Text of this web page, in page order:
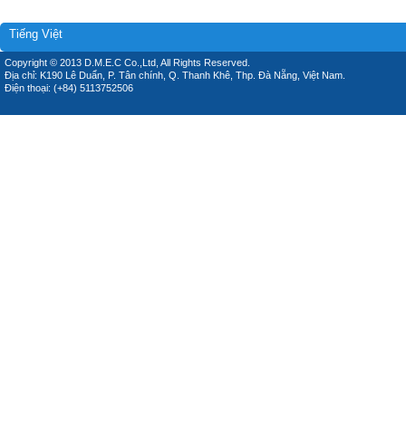
Tiếng Việt
Copyright © 2013 D.M.E.C Co.,Ltd, All Rights Reserved.
Địa chỉ: K190 Lê Duẩn, P. Tân chính, Q. Thanh Khê, Thp. Đà Nẵng, Việt Nam.
Điện thoại: (+84) 5113752506